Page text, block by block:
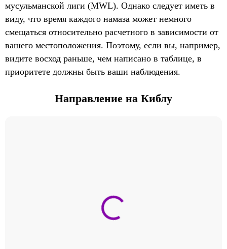
мусульманской лиги (MWL). Однако следует иметь в
виду, что время каждого намаза может немного
смещаться относительно расчетного в зависимости от
вашего местоположения. Поэтому, если вы, например,
видите восход раньше, чем написано в таблице, в
приоритете должны быть ваши наблюдения.
Направление на Киблу